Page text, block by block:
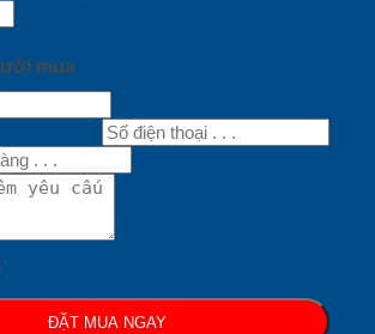
mua
ĐẶT MUA NGAY